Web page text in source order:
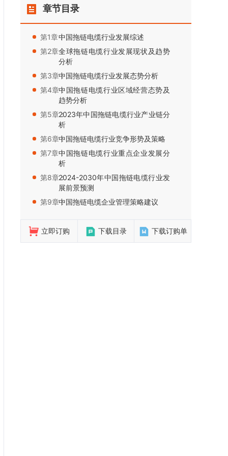
章节目录
第1章：中国拖链电缆行业发展综述
第2章：全球拖链电缆行业发展现状及趋势
分析
第3章：中国拖链电缆行业发展态势分析
第4章：中国拖链电缆行业区域经营态势及
趋势分析
第5章：2023年中国拖链电缆行业产业链分
析
第6章：中国拖链电缆行业竞争形势及策略
第7章：中国拖链电缆行业重点企业发展分
析
第8章：2024-2030年中国拖链电缆行业发
展前景预测
第9章：中国拖链电缆企业管理策略建议
立即订购 下载目录 下载订购单